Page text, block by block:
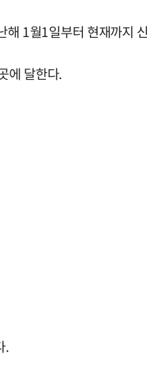
1월1일부터 현재까지
에 달한다.
.